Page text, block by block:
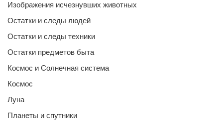
Изображения исчезнувших животных
Остатки и следы людей
Остатки и следы техники
Остатки предметов быта
Космос и Солнечная система
Космос
Луна
Планеты и спутники